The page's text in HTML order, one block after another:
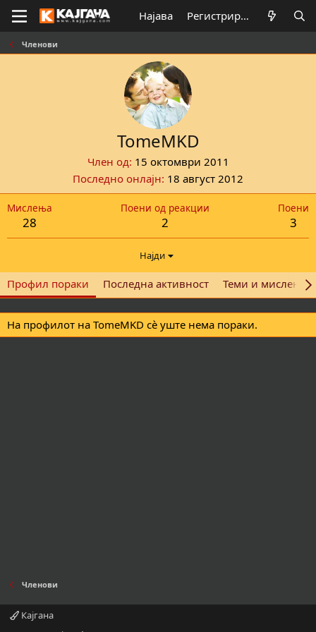
Најава Регистрирај се
Членови
TomeMKD
Член од 15 октомври 2011
Последно онлајн 18 август 2012
Мислења
28
Поени од реакции
2
Поени
3
Најди
Профил пораки Последна активност Теми и мислења
На профилот на TomeMKD сè уште нема пораки.
Членови
Кајгана